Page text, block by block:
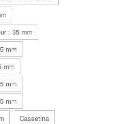
: 35 mm
mm
mm
mm
mm
Cassetina